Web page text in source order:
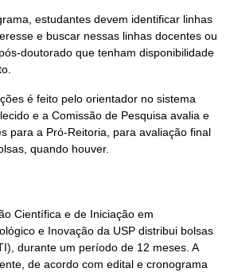
estudantes devem identificar linhas
e buscar nessas linhas docentes ou
doutorado que tenham disponibilidade
é feito pelo orientador no sistema
e a Comissão de Pesquisa avalia e
para a Pró-Reitoria, para avaliação final
quando houver.
Científica e de Iniciação em
e Inovação da USP distribui bolsas
durante um período de 12 meses. A
de acordo com edital e cronograma